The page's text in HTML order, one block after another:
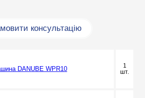
консультацію
DANUBE WPR10
1
шт.